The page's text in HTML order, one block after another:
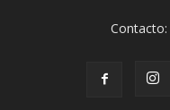
Contacto: